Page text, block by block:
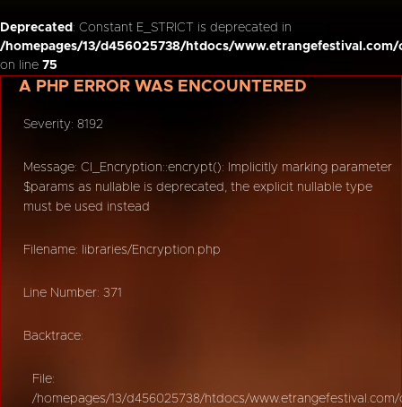
Deprecated : Constant E_STRICT is deprecated in
/homepages/13/d456025738/htdocs/
on line 75
A PHP ERROR WAS ENCOUNTERED
Severity: 8192
Message: CI_Encryption::encrypt(): Implicitly marking parameter
$params as nullable is deprecated, the explicit nullable type
must be used instead
Filename: libraries/Encryption.php
Line Number: 371
Backtrace:
File:
/homepages/13/d456025738/htdocs/